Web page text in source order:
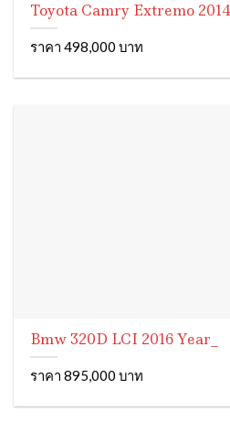
Toyota Camry Extremo
ราคา 498,000 บาท
Bmw 320D LCI 2016 Year_
ราคา 895,000 บาท